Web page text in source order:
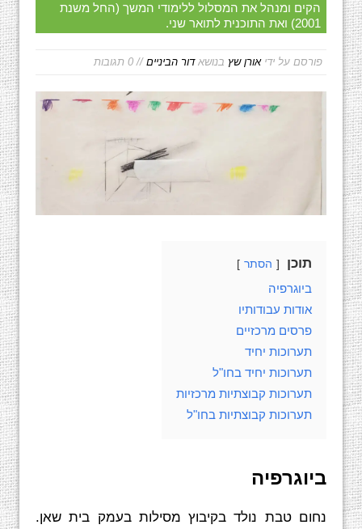
הקים ומנהל את המסלול ללימודי המשך (החל משנת
2001) ואת התוכנית לתואר שני.
פורסם על ידיאורן שץ בנושאדור הביניים // 0 תגובות
תוכן הסתר
ביוגרפיה
אודות עבודותיו
פרסים מרכזיים
תערוכות יחיד
תערוכות יחיד בחו"ל
תערוכות קבוצתיות מרכזיות
תערוכות קבוצתיות בחו"ל
ביוגרפיה
נחום טבת נולד בקיבוץ מסילות בעמק בית שאן.